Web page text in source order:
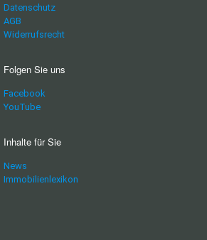
Datenschutz
AGB
Widerrufsrecht
Folgen Sie uns
Facebook
YouTube
Inhalte für Sie
News
Immobilienlexikon